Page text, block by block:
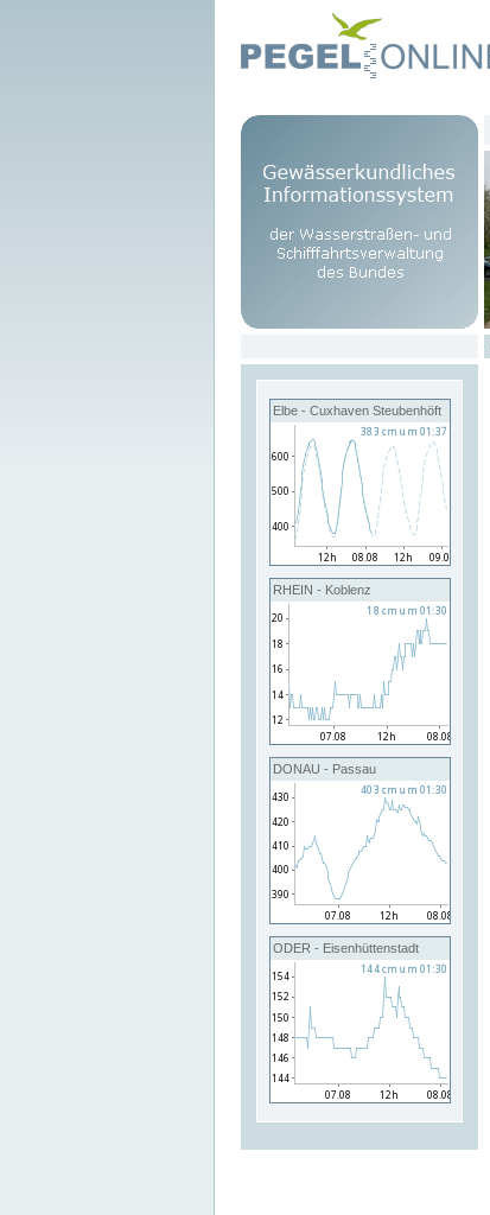
Elbe - Cuxhaven Steubenhöft
RHEIN - Koblenz
DONAU - Passau
ODER - Eisenhüttenstadt